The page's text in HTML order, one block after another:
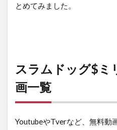
とめてみました。
スラムドッグ$ミ
画一覧
YoutubeやTverなど、無料動